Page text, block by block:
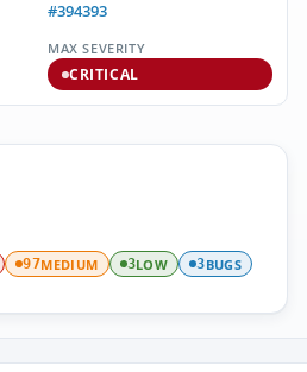
#394393
MAX SEVERITY
CRITICAL
97MEDIUM 3LOW 3BUGS